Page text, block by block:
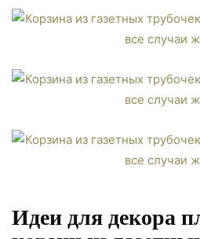
Идеи для декора